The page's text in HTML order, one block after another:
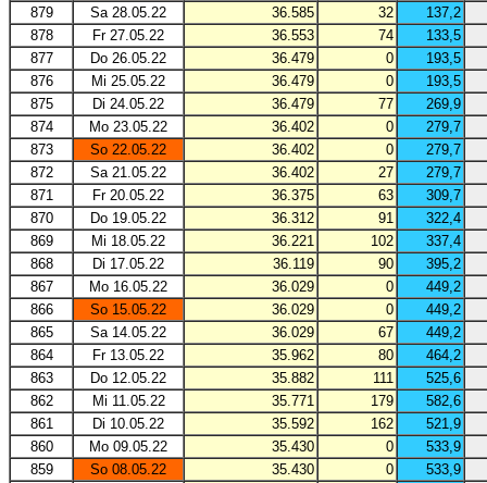
879
Sa 28.05.22 36.585 32
137,2
878
Fr 27.05.22 36.553 74
133,5
877
Do 26.05.22 36.479 0
193,5
876
Mi 25.05.22 36.479 0
193,5
875
Di 24.05.22 36.479 77
269,9
874
Mo 23.05.22 36.402 0
279,7
873
So 22.05.22 36.402 0
279,7
872
Sa 21.05.22 36.402 27
279,7
871
Fr 20.05.22 36.375 63
309,7
870
Do 19.05.22 36.312 91
322,4
869
Mi 18.05.22 36.221 102
337,4
868
Di 17.05.22 36.119 90
395,2
867
Mo 16.05.22 36.029 0
449,2
866
So 15.05.22 36.029 0
449,2
865
Sa 14.05.22 36.029 67
449,2
864
Fr 13.05.22 35.962 80
464,2
863
Do 12.05.22 35.882 111
525,6
862
Mi 11.05.22 35.771 179
582,6
861
Di 10.05.22 35.592 162
521,9
860
Mo 09.05.22 35.430 0
533,9
859
So 08.05.22 35.430 0
533,9